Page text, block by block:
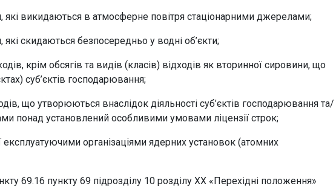
викидаються в атмосферне повітря стаціонарними джерелами;
скидаються безпосередньо у водні об’єкти;
крім обсягів та видів (класів) відходів як вторинної сировини, що
суб’єктів господарювання;
що утворюються внаслідок діяльності суб’єктів господарювання та/
понад установлений особливими умовами ліцензії строк;
організаціями ядерних установок (атомних
69.16 пункту 69 підрозділу 10 розділу ХХ «Перехідні положення»